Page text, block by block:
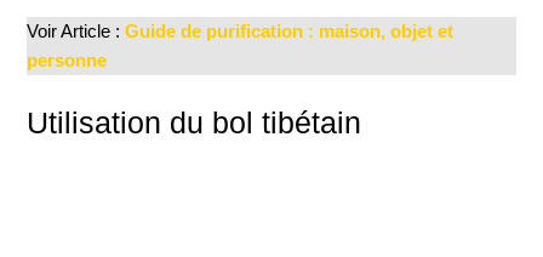
Voir Article : Guide de purification : maison, objet et
personne
Utilisation du bol tibétain